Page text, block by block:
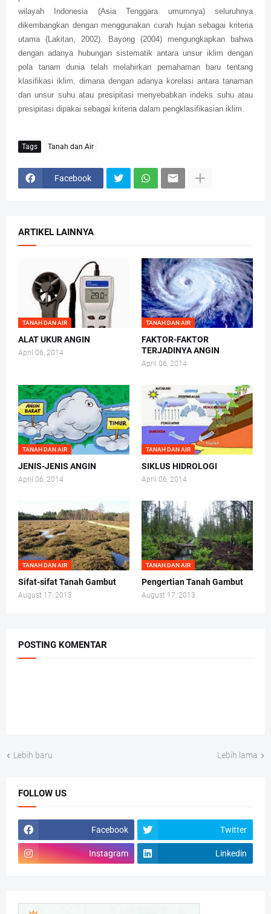
wilayah Indonesia (Asia Tenggara umumnya) seluruhnya
dikembangkan dengan menggunakan curah hujan sebagai kriteria
utama (Lakitan, 2002). Bayong (2004) mengungkapkan bahwa
dengan adanya hubungan sistematik antara unsur iklim dengan
pola tanam dunia telah melahirkan pemahaman baru tentang
klasifikasi iklim, dimana dengan adanya korelasi antara tanaman
dan unsur suhu atau presipitasi menyebabkan indeks suhu atau
presipitasi dipakai sebagai kriteria dalam pengklasifikasian iklim.
Tags Tanah dan Air
Facebook
ARTIKEL LAINNYA
TANAH DAN AIR
ALAT UKUR ANGIN
April 06, 2014
TANAH DAN AIR
FAKTOR-FAKTOR
TERJADINYA ANGIN
April 06, 2014
TANAH DAN AIR
JENIS-JENIS ANGIN
April 06, 2014
TANAH DAN AIR
SIKLUS HIDROLOGI
April 06, 2014
TANAH DAN AIR
Sifat-sifat Tanah Gambut
August 17, 2013
TANAH DAN AIR
Pengertian Tanah Gambut
August 17, 2013
POSTING KOMENTAR
Lebih baru Lebih lama
FOLLOW US
Facebook Twitter
Instagram Linkedin